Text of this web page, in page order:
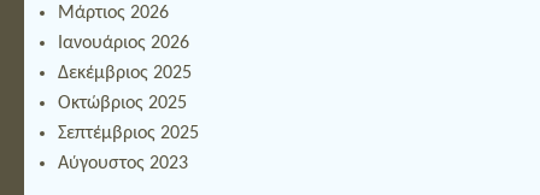
Μάρτιος 2026
Ιανουάριος 2026
Δεκέμβριος 2025
Οκτώβριος 2025
Σεπτέμβριος 2025
Αύγουστος 2023